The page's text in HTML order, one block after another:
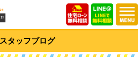
スタッフブログ